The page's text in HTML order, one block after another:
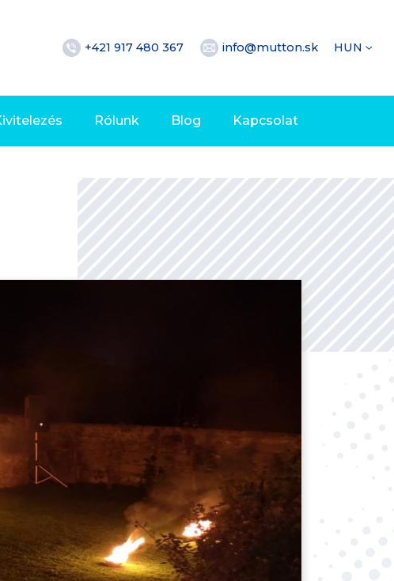
+421 917 480 367 info@mutton.sk HUN
Rólunk Blog Kapcsolat